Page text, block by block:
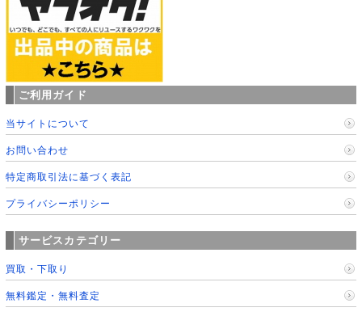
ご利用ガイド
当サイトについて
お問い合わせ
特定商取引法に基づく表記
プライバシーポリシー
サービスカテゴリー
買取・下取り
無料鑑定・無料査定